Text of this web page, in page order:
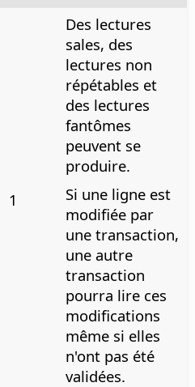
1
Des lectures
sales, des
lectures non
répétables et
des lectures
fantômes
peuvent se
produire.
Si une ligne est
modifiée par
une transaction,
une autre
transaction
pourra lire ces
modifications
même si elles
n'ont pas été
validées.